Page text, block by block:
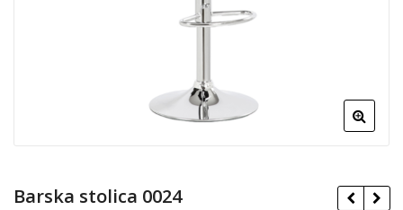
Barska stolica 0024